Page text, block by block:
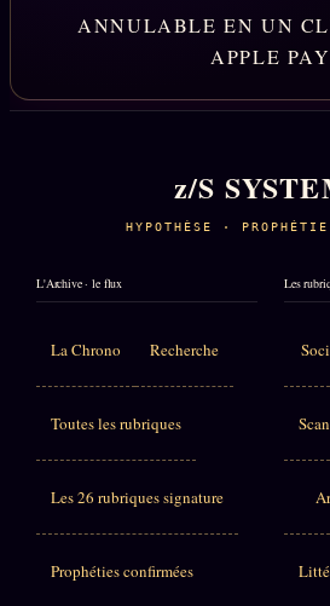
ANNULABLE EN UN
APPLE PAY
z/S
HYPOTHÈSE ·
L'Archive · le flux
La Chrono Recherche
Toutes les rubriques
Les 26 rubriques signature
Prophéties confirmées
Les